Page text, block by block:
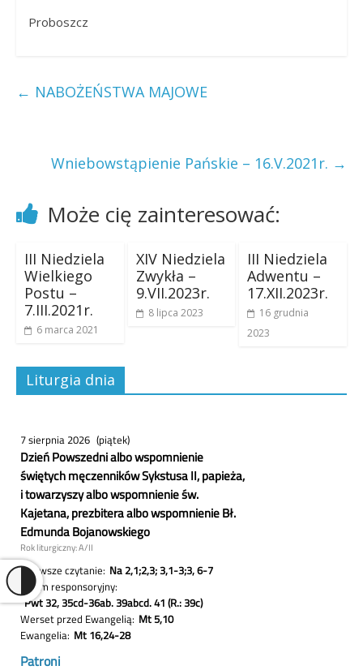
Proboszcz
← NABOŻEŃSTWA MAJOWE
Wniebowstąpienie Pańskie – 16.V.2021r. →
Może cię zainteresować:
III Niedziela
Wielkiego
Postu –
7.III.2021r.
6 marca 2021
XIV Niedziela
Zwykła –
9.VII.2023r.
8 lipca 2023
III Niedziela
Adwentu –
17.XII.2023r.
16 grudnia
2023
Liturgia dnia